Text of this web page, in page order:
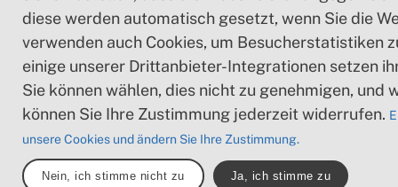
diese werden automatisch gesetzt, wenn Sie die
verwenden auch Cookies, um Besucherstatistiken
einige unserer Drittanbieter-Integrationen setzen
Sie können wählen, dies nicht zu genehmigen, und
können Sie Ihre Zustimmung jederzeit widerrufen.
unsere Cookies und ändern Sie Ihre Zustimmung.
Nein, ich stimme nicht zu Ja, ich stimme zu